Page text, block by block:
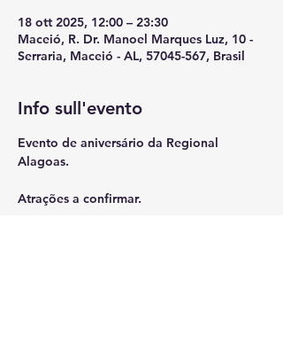
18 ott 2025, 12:00 – 23:30
Maceió, R. Dr. Manoel Marques Luz, 10 -
Serraria, Maceió - AL, 57045-567, Brasil
Info sull'evento
Evento de aniversário da Regional
Alagoas.
Atrações a confirmar.